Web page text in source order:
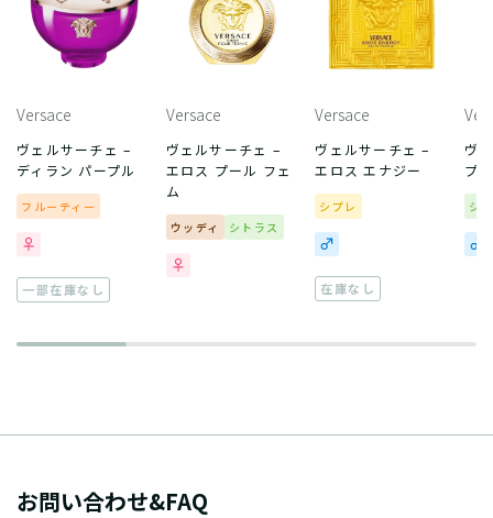
Versace
ヴェルサーチェ –
ディラン パープル
フルーティー
一部在庫なし
Versace
ヴェルサーチェ –
エロス プール フェ
ム
ウッディ シトラス
Versace
ヴェルサーチェ –
エロス エナジー
シプレ
在庫なし
ヴ
プ
シ
お問い合わせ&FAQ